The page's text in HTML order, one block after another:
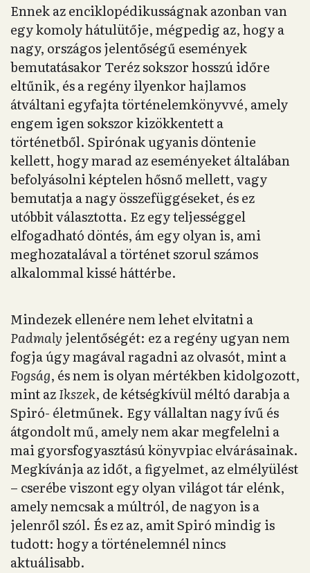
Ennek az enciklopédikusságnak azonban van
egy komoly hátulütője, mégpedig az, hogy a
nagy, országos jelentőségű események
bemutatásakor Teréz sokszor hosszú időre
eltűnik, és a regény ilyenkor hajlamos
átváltani egyfajta történelemkönyvvé, amely
engem igen sokszor kizökkentett a
történetből. Spirónak ugyanis döntenie
kellett, hogy marad az eseményeket általában
befolyásolni képtelen hősnő mellett, vagy
bemutatja a nagy összefüggéseket, és ez
utóbbit választotta. Ez egy teljességgel
elfogadható döntés, ám egy olyan is, ami
meghozatalával a történet szorul számos
alkalommal kissé háttérbe.
Mindezek ellenére nem lehet elvitatni a
Padmaly jelentőségét: ez a regény ugyan nem
fogja úgy magával ragadni az olvasót, mint a
Fogság, és nem is olyan mértékben kidolgozott,
mint azIkszek, de kétségkívül méltó darabja a
Spiró- életműnek. Egy vállaltan nagy ívű és
átgondolt mű, amely nem akar megfelelni a
mai gyorsfogyasztású könyvpiac elvárásainak.
Megkívánja az időt, a figyelmet, az elmélyülést
– cserébe viszont egy olyan világot tár elénk,
amely nemcsak a múltról, de nagyon is a
jelenről szól. És ez az, amit Spiró mindig is
tudott: hogy a történelemnél nincs
aktuálisabb.